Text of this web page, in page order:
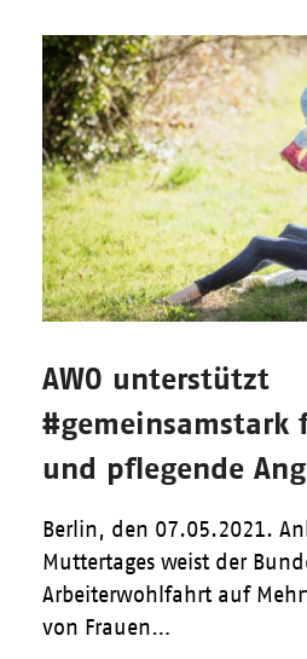
AWO unterstützt
#gemeinsamstark
und pflegende
Berlin, den 07.05.2021.
Muttertages weist der
Arbeiterwohlfahrt auf
von Frauen…